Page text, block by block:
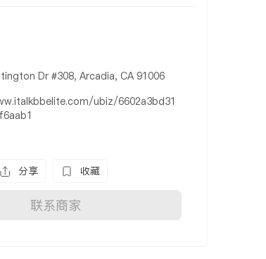
Dr #308, Arcadia, CA 91006
ubiz/6602a3bd31
分享 收藏
联系商家